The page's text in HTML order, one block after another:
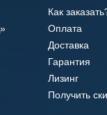
Как
Оплата
Доставка
Гарантия
Лизинг
Получить